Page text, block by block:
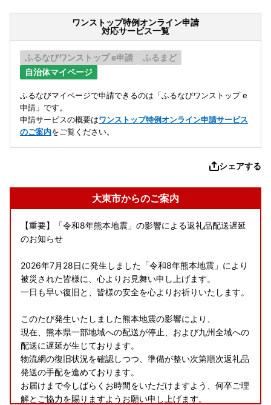
ワンストップ特例オンライン申請
対応サービス一覧
ふるなびワンストップ e申請
ふるまど
自治体マイページ
ふるなびマイページで申請できるのは「ふるなびワンストップ e
申請」です。
申請サービスの概要はワンストップ特例オンライン申請サービス
のご案内をご覧ください。
シェアする
大東市からのご案内
【重要】「令和8年熊本地震」の影響による返礼品配送遅延
のお知らせ
2026年7月28日に発生しました「令和8年熊本地震」により
被災された皆様に、心よりお見舞い申し上げます。
一日も早い復旧と、皆様の安全を心よりお祈りいたします。
このたび発生いたしました熊本地震の影響により、
現在、熊本県一部地域への配送が停止、および九州全域への
配送に遅延が生じております。
物流網の復旧状況を確認しつつ、準備が整い次第順次返礼品
発送の手配を進めております。
お届けまで今しばらくお時間をいただけますよう、何卒ご理
解とご協力を賜りますようお願い申し上げます。